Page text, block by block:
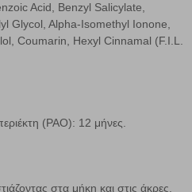
Acid, Benzyl Salicylate,
Glycol, Alpha-Isomethyl Ionone,
Coumarin, Hexyl Cinnamal (F.I.L.
(PAO): 12 μήνες.
στα μήκη και στις άκρες.
Πάντα Ενεργό
όλων